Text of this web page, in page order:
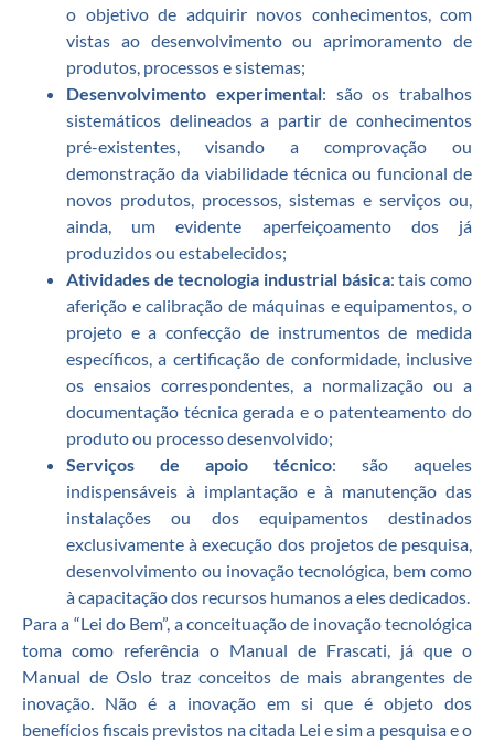
o objetivo de adquirir novos conhecimentos, com
vistas ao desenvolvimento ou aprimoramento de
produtos, processos e sistemas;
Desenvolvimento experimental: são os trabalhos
sistemáticos delineados a partir de conhecimentos
pré-existentes, visando a comprovação ou
demonstração da viabilidade técnica ou funcional de
novos produtos, processos, sistemas e serviços ou,
ainda, um evidente aperfeiçoamento dos já
produzidos ou estabelecidos;
Atividades de tecnologia industrial básica: tais como
aferição e calibração de máquinas e equipamentos, o
projeto e a confecção de instrumentos de medida
específicos, a certificação de conformidade, inclusive
os ensaios correspondentes, a normalização ou a
documentação técnica gerada e o patenteamento do
produto ou processo desenvolvido;
Serviços de apoio técnico: são aqueles
indispensáveis à implantação e à manutenção das
instalações ou dos equipamentos destinados
exclusivamente à execução dos projetos de pesquisa,
desenvolvimento ou inovação tecnológica, bem como
à capacitação dos recursos humanos a eles dedicados.
Para a “Lei do Bem”, a conceituação de inovação tecnológica
toma como referência o Manual de Frascati, já que o
Manual de Oslo traz conceitos de mais abrangentes de
inovação. Não é a inovação em si que é objeto dos
benefícios fiscais previstos na citada Lei e sim a pesquisa e o